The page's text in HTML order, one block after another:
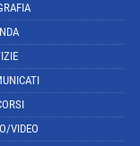
VIDEO